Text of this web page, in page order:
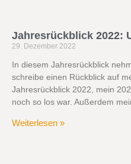
Jahresrückblick 2022:
29. Dezember 2022
In diesem Jahresrückblick
schreibe einen Rückblick auf
Jahresrückblick 2022, mein
noch so los war. Außerdem
Weiterlesen »